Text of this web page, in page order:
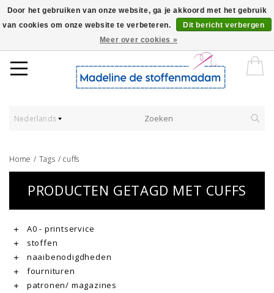
Worldwide Shipping - Onze stoffen worden verkocht per 10 cm.
Nederlands
Home / Tags /cuffs
PRODUCTEN GETAGD MET CUFFS
A0 - printservice
stoffen
naaibenodigdheden
fournituren
patronen/ magazines
Door het gebruiken van onze website, ga je akkoord met het gebruik
van cookies om onze website te verbeteren.
Dit bericht verbergen
Meer over cookies »